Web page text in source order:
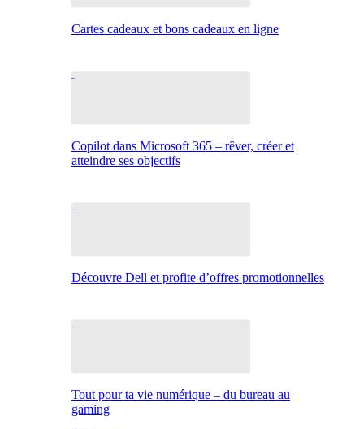
Cartes cadeaux et bons cadeaux en ligne
Copilot dans Microsoft 365 – rêver, créer et
atteindre ses objectifs
Découvre Dell et profite d’offres promotionnelles
Tout pour ta vie numérique – du bureau au
gaming